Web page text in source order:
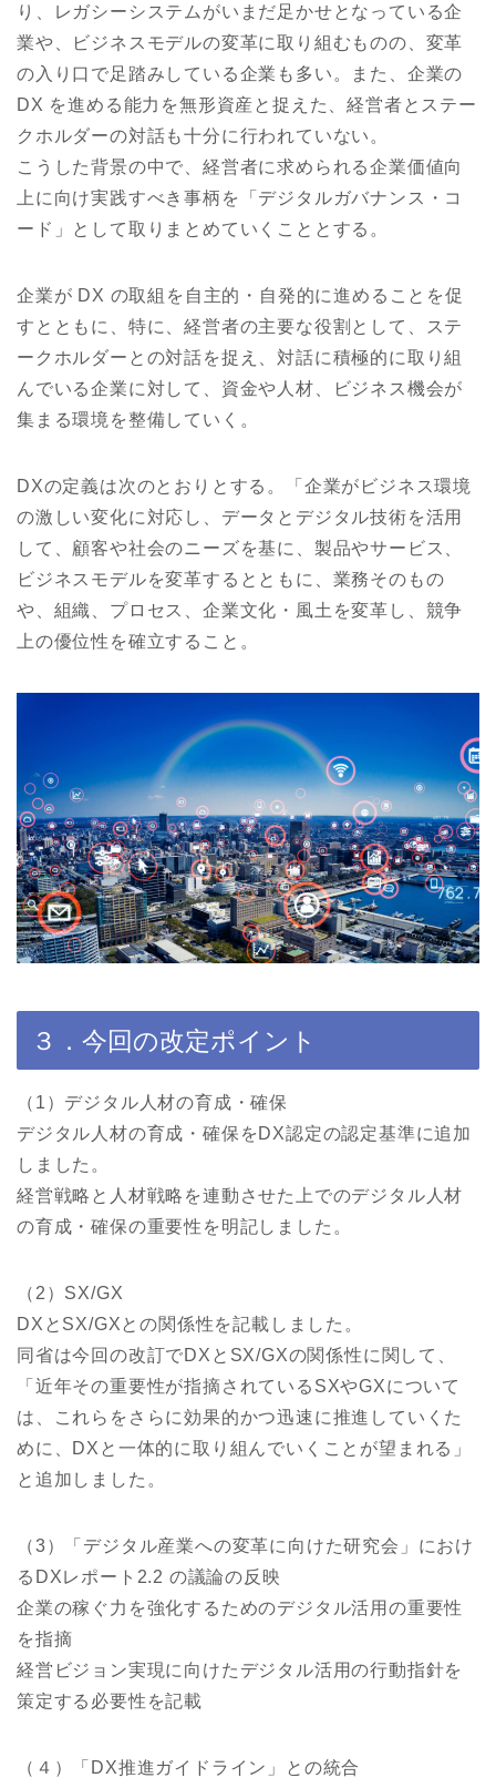
り、レガシーシステムがいまだ足かせとなっている企
業や、ビジネスモデルの変革に取り組むものの、変革
の入り口で足踏みしている企業も多い。また、企業の
DX を進める能力を無形資産と捉えた、経営者とステー
クホルダーの対話も十分に行われていない。
こうした背景の中で、経営者に求められる企業価値向
上に向け実践すべき事柄を「デジタルガバナンス・コ
ード」として取りまとめていくこととする。
企業が DX の取組を自主的・自発的に進めることを促
すとともに、特に、経営者の主要な役割として、ステ
ークホルダーとの対話を捉え、対話に積極的に取り組
んでいる企業に対して、資金や人材、ビジネス機会が
集まる環境を整備していく。
DXの定義は次のとおりとする。「企業がビジネス環境
の激しい変化に対応し、データとデジタル技術を活用
して、顧客や社会のニーズを基に、製品やサービス、
ビジネスモデルを変革するとともに、業務そのもの
や、組織、プロセス、企業文化・風土を変革し、競争
上の優位性を確立すること。
３．今回の改定ポイント
（1）デジタル人材の育成・確保
デジタル人材の育成・確保をDX認定の認定基準に追加
しました。
経営戦略と人材戦略を連動させた上でのデジタル人材
の育成・確保の重要性を明記しました。
（2）SX/GX
DXとSX/GXとの関係性を記載しました。
同省は今回の改訂でDXとSX/GXの関係性に関して、
「近年その重要性が指摘されているSXやGXについて
は、これらをさらに効果的かつ迅速に推進していくた
めに、DXと一体的に取り組んでいくことが望まれる」
と追加しました。
（3）「デジタル産業への変革に向けた研究会」におけ
るDXレポート2.2 の議論の反映
企業の稼ぐ力を強化するためのデジタル活用の重要性
を指摘
経営ビジョン実現に向けたデジタル活用の行動指針を
策定する必要性を記載
（４）「DX推進ガイドライン」との統合